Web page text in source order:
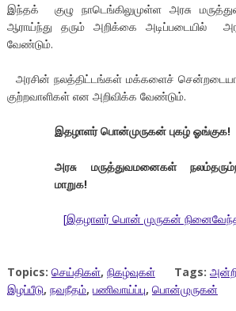
இந்தக் குழு நாடெங்கிலுமுள்ள அரசு
ஆராய்ந்து தரும் அறிக்கை அடிப்படையில்
வேண்டும்.
அரசின் நலத்திட்டங்கள் மக்களைச்
குற்றவாளிகள் என அறிவிக்க வேண்டும்.
இதழாளர் பொன்முருகன் புகழ் ஓங்குக!
அரசு மருத்துவமனைகள்
மாறுக!
[இதழாளர் பொன் முருகன்
Topics: செய்திகள், நிகழ்வுகள் Tags:
இழப்பீடு, நவநீதம், பணிவாய்ப்பு, பொன்முருகன்